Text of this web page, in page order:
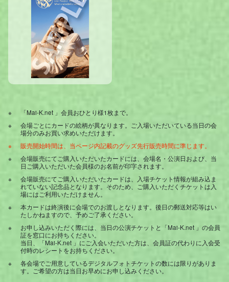
「Mai-K.net 」会員おひとり様1枚まで。
会場ごとにカードの絵柄が異なります。ご入場いただいている当日の会
場分のみお買い求めいただけます。
販売開始時間は、当ページ内記載のグッズ先行販売時間に準じます。
会場販売にてご購入いただいたカードには、会場名・公演日および、当
日ご購入いただいた会員様のお名前が印字されます。
会場販売にてご購入いただいたカードは、入場チケット情報が組み込ま
れていない記念品となります。そのため、ご購入いただくチケットは入
場にはご利用いただけません。
本カードは終演後に会場でのお渡しとなります。後日の郵送対応等はい
たしかねますので、予めご了承ください。
お申し込みいただく際には、当日の公演チケットと「Mai-K.net 」の会員
証を窓口にお持ちください。
当日、「Mai-K.net 」にご入会いただいた方は、会員証の代わりに入会受
付時のレシートをお持ちください。
各会場でご用意しているデジタルフォトチケットの数には限りがありま
す。ご希望の方は当日お早めにお申し込みください。